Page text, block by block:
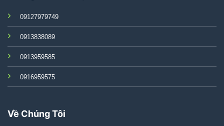
09127979749
0913838089
0913959585
0916959575
Về Chúng Tôi